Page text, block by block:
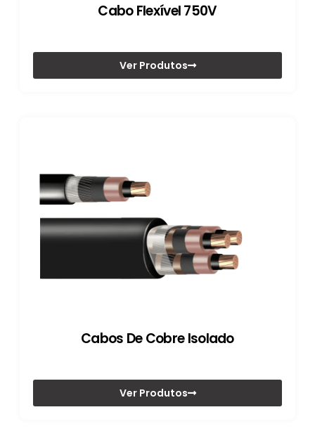
Cabo Flexível 750V
Ver Produtos
Cabos De Cobre Isolado
Ver Produtos